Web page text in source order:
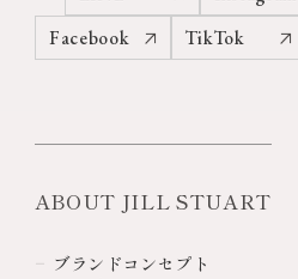
Facebook TikTok
ABOUT JILL STUART
ブランドコンセプト